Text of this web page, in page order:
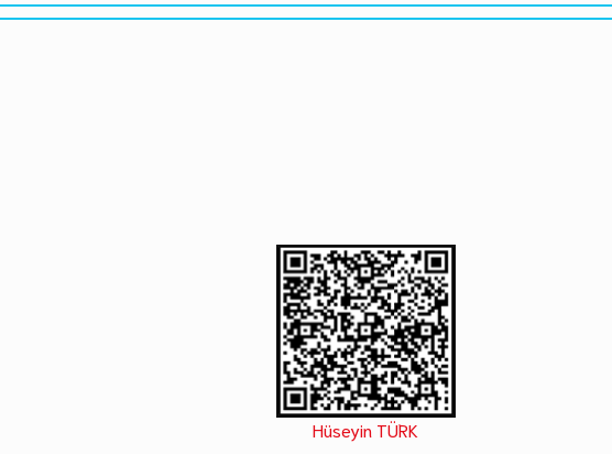
Hüseyin TÜRK